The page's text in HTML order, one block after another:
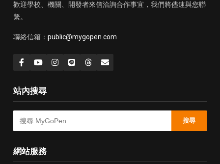
歡迎學校、機關、開發者來信洽詢合作事宜，我們將儘速與您聯
繫。
聯絡信箱： public@mygopen.com
站內搜尋
搜尋
網站服務